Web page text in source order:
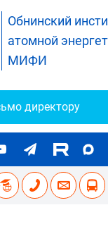
Обнинский
атомной
МИФИ
директору